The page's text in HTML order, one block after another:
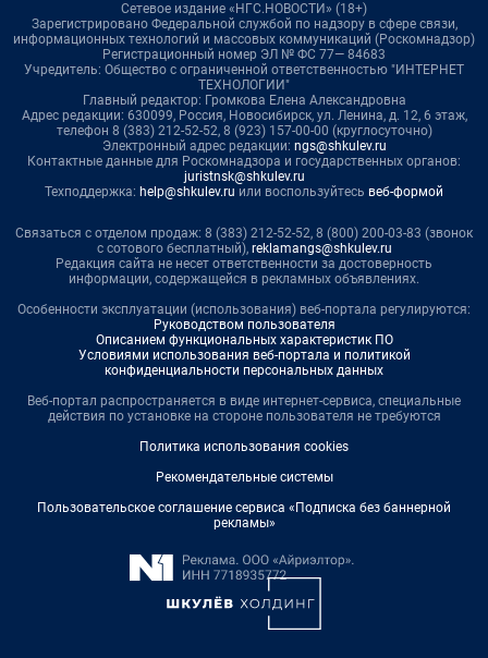
Сетевое издание «НГС.НОВОСТИ» (18+)
Зарегистрировано Федеральной службой по надзору в сфере связи,
информационных технологий и массовых коммуникаций (Роскомнадзор)
Регистрационный номер ЭЛ № ФС 77— 84683
Учредитель: Общество с ограниченной ответственностью "ИНТЕРНЕТ
ТЕХНОЛОГИИ"
Главный редактор: Громкова Елена Александровна
Адрес редакции: 630099, Россия, Новосибирск, ул. Ленина, д. 12, 6 этаж,
телефон 8 (383) 212-52-52, 8 (923) 157-00-00 (круглосуточно)
Электронный адрес редакции: ngs@shkulev.ru
Контактные данные для Роскомнадзора и государственных органов:
juristnsk@shkulev.ru
Техподдержка: help@shkulev.ru или воспользуйтесь веб-формой
Связаться с отделом продаж: 8 (383) 212-52-52, 8 (800) 200-03-83 (звонок
с сотового бесплатный), reklamangs@shkulev.ru
Редакция сайта не несет ответственности за достоверность
информации, содержащейся в рекламных объявлениях.
Особенности эксплуатации (использования) веб-портала регулируются:
Руководством пользователя
Описанием функциональных характеристик ПО
Условиями использования веб-портала и политикой
конфиденциальности персональных данных
Веб-портал распространяется в виде интернет-сервиса, специальные
действия по установке на стороне пользователя не требуются
Политика использования cookies
Рекомендательные системы
Пользовательское соглашение сервиса «Подписка без баннерной
рекламы»